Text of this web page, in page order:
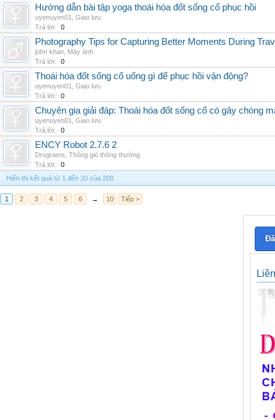
Hướng dẫn bài tập yoga thoái hóa đốt sống cổ phục hồi
uyenuyen01
Giao lưu
Trả lời:
0
Photography Tips for Capturing Better Moments During
john khan Máy ảnh
Trả lời:
0
Thoái hóa đốt sống cổ uống gì để phục hồi vận động?
uyenuyen01
Giao lưu
Trả lời:
0
Chuyên gia giải đáp: Thoái hóa đốt sống cổ có gây chóng
uyenuyen01
Giao lưu
Trả lời:
0
ENCY Robot 2.7.6 2
Drograms Thông gió thông thường
Trả lời:
0
Hiển thị kết quả từ 1 đến 20 của 200
1 2 3 4 5 6 → 10 Tiếp >